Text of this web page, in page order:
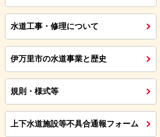
水道工事・修理について
伊万里市の水道事業と歴史
規則・様式等
上下水道施設等不具合通報フォーム